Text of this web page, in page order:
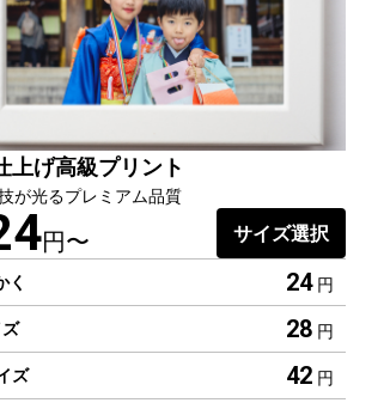
上げ高級プリント
が光るプレミアム品質
円〜 サイズ選択
く 24 円
28 円
ズ
42 円